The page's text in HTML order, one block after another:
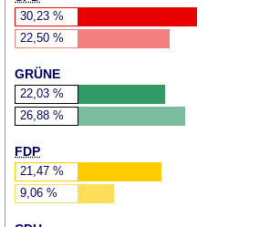
30,23 %
22,50 %
GRÜNE
22,03 %
26,88 %
FDP
21,47 %
9,06 %